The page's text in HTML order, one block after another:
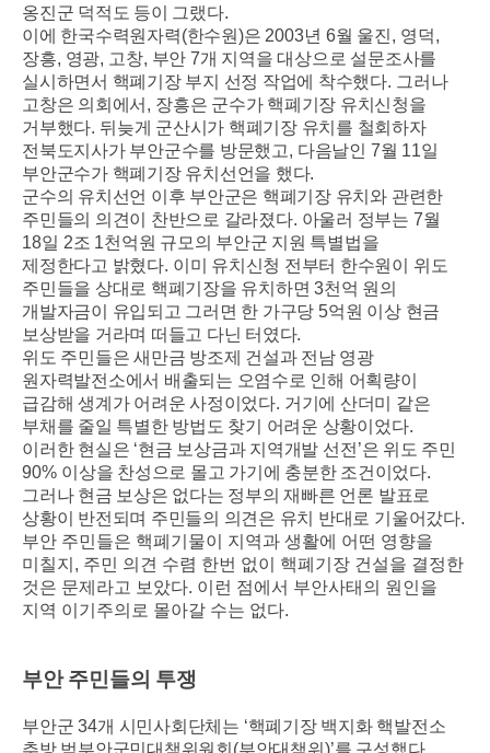
옹진군 덕적도 등이 그랬다.
이에 한국수력원자력(한수원)은 2003년 6월 울진 , 영덕,
장흥, 영광, 고창, 부안 7개 지역을 대상으로 설문조사를
실시하면서 핵폐기장 부지 선정 작업에 착수했다. 그러나
고창은 의회에서 , 장흥은 군수가 핵폐기장 유치신청을
거부했다. 뒤늦게 군산시가 핵폐기장 유치를 철회하자
전북도지사가 부안군수를 방문했고, 다음날인 7월 11일
부안군수가 핵폐기장 유치선언을 했다.
군수의 유치선언 이후 부안군은 핵폐기장 유치와 관련한
주민들의 의견이 찬반으로 갈라졌다. 아울러 정부는 7월
18일 2조 1천억원 규모의 부안군 지원 특별법을
제정한다고 밝혔다. 이미 유치신청 전부터 한수원이 위도
주민들을 상대로 핵폐기장을 유치하면3천억 원의
개발자금이 유입되고 그러면 한 가구당 5억원 이상 현금
보상받을 거라며 떠들고 다닌 터였다.
위도 주민들은 새만금 방조제 건설과 전남 영광
원자력발전소에서 배출되는 오염수로 인해 어획량이
급감해 생계가 어려운 사정이었다. 거기에 산더미 같은
부채를 줄일 특별한 방법도 찾기 어려운 상황이었다.
이러한 현실은 ‘현금 보상금과 지역개발 선전 ’은 위도 주민
90% 이상을 찬성으로 몰고 가기에 충분한 조건이었다.
그러나 현금 보상은 없다는 정부의 재빠른 언론 발표로
상황이 반전되며 주민들의 의견은 유치 반대로 기울어갔다.
부안 주민들은 핵폐기물이 지역과 생활에 어떤 영향을
미칠지, 주민 의견 수렴 한번 없이 핵폐기장 건설을 결정한
것은 문제라고 보았다. 이런 점에서 부안사태의 원인을
지역 이기주의로 몰아갈 수는 없다.
부안 주민들의 투쟁
부안군34개 시민사회단체는 ‘핵폐기장 백지화 핵발전소
추방 범부안군민대책위원회 (부안대책위 )’를 구성했다.